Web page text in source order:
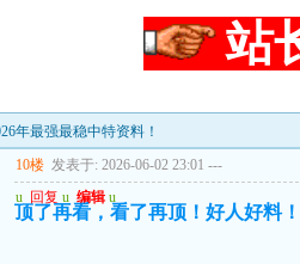
站
年最强最稳中特资料！
10楼 发表于: 2026-06-02 23:01 ---
u 回复 u 编辑 u
顶了再看，看了再顶！好人好料